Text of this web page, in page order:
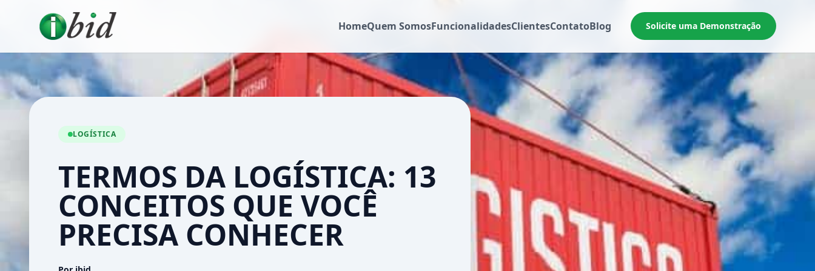
HomeQuem SomosFuncionalidadesClientesContatoBlog Solicite uma Demonstração
LOGÍSTICA
TERMOS DA LOGÍSTICA: 13
CONCEITOS QUE VOCÊ
PRECISA CONHECER